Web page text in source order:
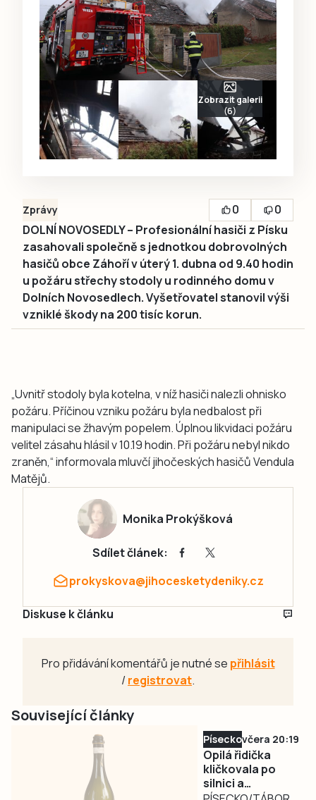
Zobrazit galerii
(6)
Zprávy 0
0
DOLNÍ NOVOSEDLY – Profesionální hasiči z Písku
zasahovali společně s jednotkou dobrovolných
hasičů obce Záhoří v úterý 1. dubna od 9.40 hodin
u požáru střechy stodoly u rodinného domu v
Dolních Novosedlech. Vyšetřovatel stanovil výši
vzniklé škody na 200 tisíc korun.
„Uvnitř stodoly byla kotelna, v níž hasiči nalezli ohnisko
požáru. Příčinou vzniku požáru byla nedbalost při
manipulaci se žhavým popelem. Úplnou likvidaci požáru
velitel zásahu hlásil v 10.19 hodin. Při požáru nebyl nikdo
zraněn,“ informovala mluvčí jihočeských hasičů Vendula
Matějů.
Monika Prokýšková
Sdílet článek:
prokyskova@jihocesketydeniky.cz
Diskuse k článku
Pro přidávání komentářů je nutné se přihlásit
/registrovat.
Související články
Píseckovčera 20:19
Opilá řidička
kličkovala po
silnici a